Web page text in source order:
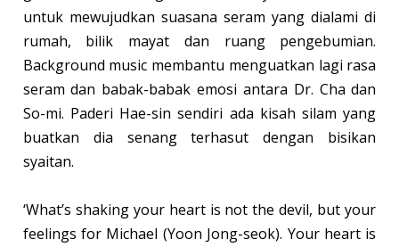
untuk mewujudkan suasana seram yang dialami di
rumah, bilik mayat dan ruang pengebumian.
Background music membantu menguatkan lagi rasa
seram dan babak-babak emosi antara Dr. Cha dan
So-mi. Paderi Hae-sin sendiri ada kisah silam yang
buatkan dia senang terhasut dengan bisikan
syaitan.
‘What’s shaking your heart is not the devil, but your
feelings for Michael (Yoon Jong-seok). Your heart is